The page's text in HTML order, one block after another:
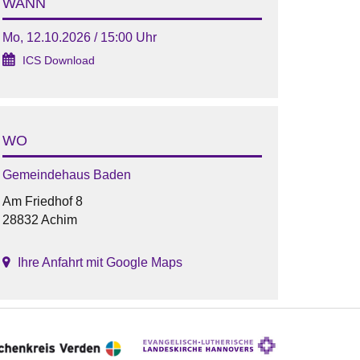
WANN
Mo, 12.10.2026 / 15:00 Uhr
ICS Download
WO
Gemeindehaus Baden
Am Friedhof 8
28832 Achim
Ihre Anfahrt mit Google Maps